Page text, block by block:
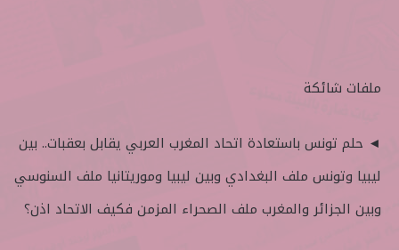
ملفات شائكة
◄ حلم تونس باستعادة اتحاد المغرب العربي يقابل بعقبات.. بين
ليبيا وتونس ملف البغدادي وبين ليبيا وموريتانيا ملف السنوسي
وبين الجزائر والمغرب ملف الصحراء المزمن فكيف الاتحاد اذن؟